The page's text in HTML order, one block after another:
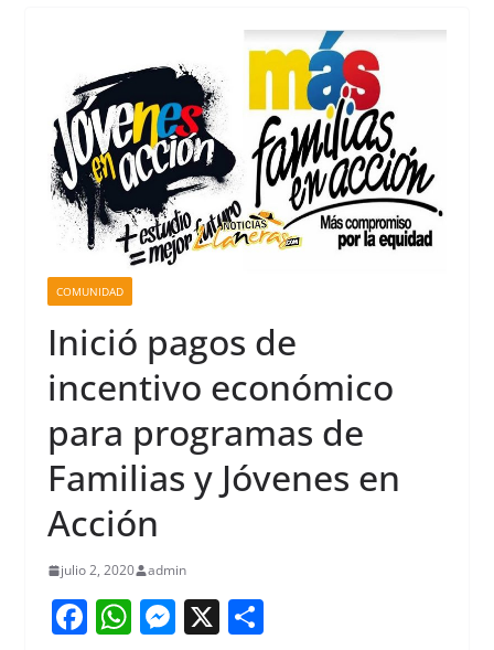
COMUNIDAD
Inició pagos de
incentivo económico
para programas de
Familias y Jóvenes en
Acción
julio 2, 2020 admin
F W M X S